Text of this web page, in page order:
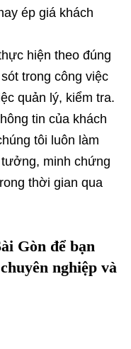
ép giá khách
hiện theo đúng
trong công việc
quản lý, kiểm tra.
tin của khách
tôi luôn làm
minh chứng
thời gian qua
Gòn để bạn
nghiệp và